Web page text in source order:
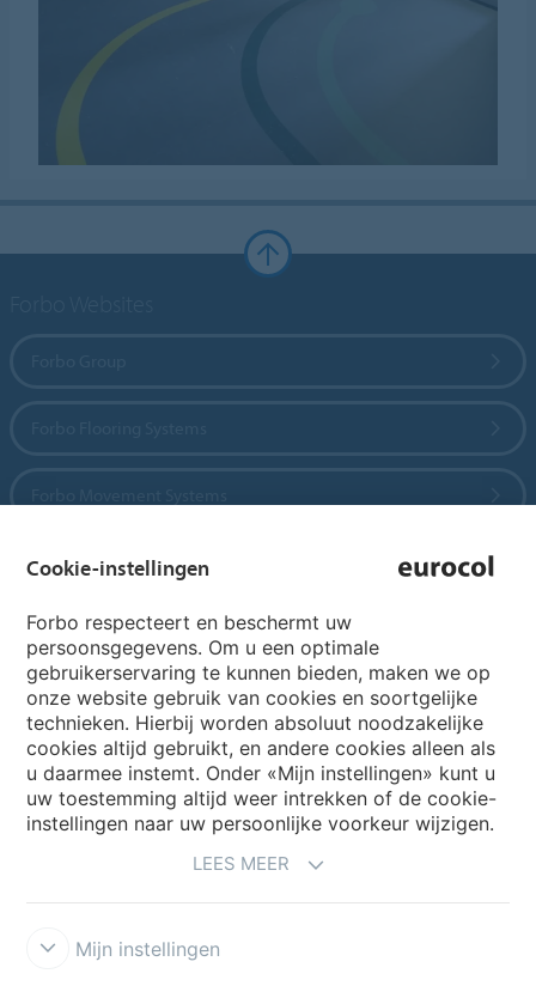
Choose your country
My Forbo
Archief webinars
Archief webinars architecten
Cookie-instellingen
Forbo respecteert en beschermt uw
persoonsgegevens. Om u een optimale
gebruikerservaring te kunnen bieden, maken we op
onze website gebruik van cookies en soortgelijke
technieken. Hierbij worden absoluut noodzakelijke
cookies altijd gebruikt, en andere cookies alleen als
u daarmee instemt. Onder «Mijn instellingen» kunt u
uw toestemming altijd weer intrekken of de cookie-
instellingen naar uw persoonlijke voorkeur wijzigen.
LEES MEER
Mijn instellingen